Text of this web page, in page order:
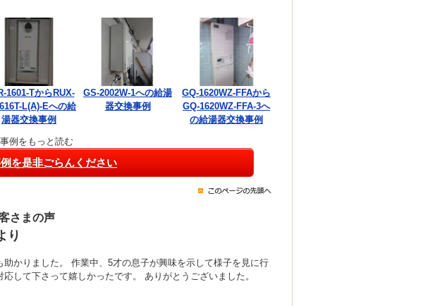
1601-TからRUX-
L(A)-Eへの給
湯器交換事例
GS-2002W-1への給湯
器交換事例
GQ-1620WZ-FFAから
GQ-1620WZ-FFA-3へ
の給湯器交換事例
例をもっと読む
を是非ごらんください
さまの声
り
かりました。 作業中、5才の息子が興味を示して様子を見に行
して下さって嬉しかったです。 ありがとうございました。